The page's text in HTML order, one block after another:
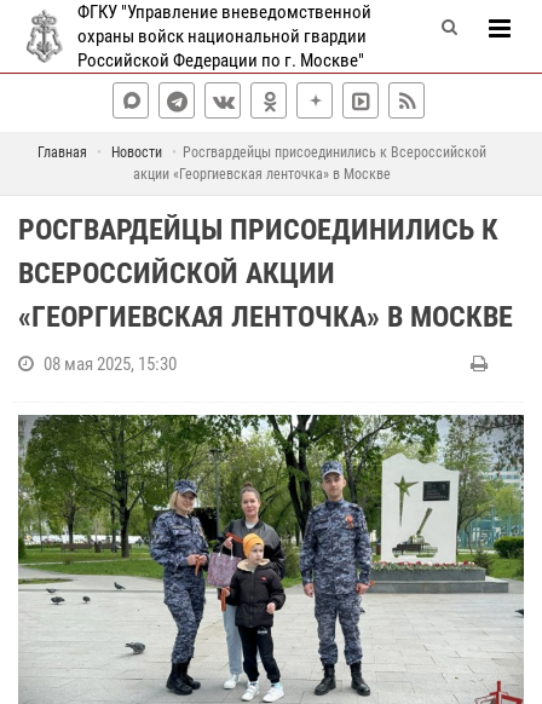
ФГКУ "Управление вневедомственной
охраны войск национальной гвардии
Российской Федерации по г. Москве"
Главная Новости
Росгвардейцы присоединились к Всероссийской
акции «Георгиевская ленточка» в Москве
РОСГВАРДЕЙЦЫ ПРИСОЕДИНИЛИСЬ К
ВСЕРОССИЙСКОЙ АКЦИИ
«ГЕОРГИЕВСКАЯ ЛЕНТОЧКА» В МОСКВЕ
08 мая 2025, 15:30